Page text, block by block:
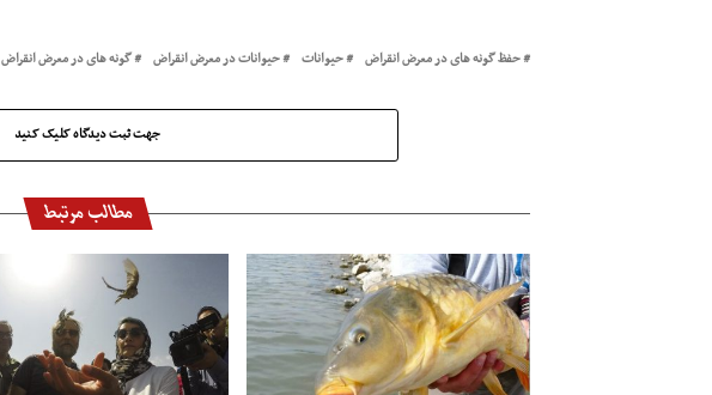
حفظ گونه های در معرض انقراض حیوانات حیوانات در معرض انقراض گونه های در معرض انقراض
جهت ثبت دیدگاه کلیک کنید
مطالب مرتبط